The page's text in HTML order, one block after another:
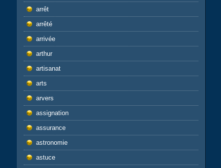
arrêt
arrêté
arrivée
arthur
artisanat
arts
arvers
assignation
assurance
astronomie
astuce